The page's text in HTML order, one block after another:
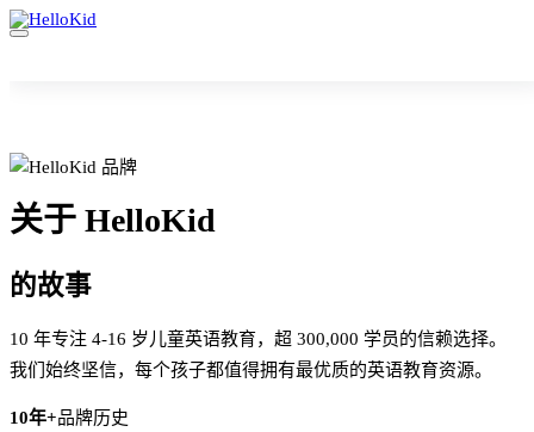
关于 HelloKid
的故事
10 年专注 4-16 岁儿童英语教育，超 300,000 学员的信赖选择。
我们始终坚信，每个孩子都值得拥有最优质的英语教育资源。
10年+品牌历史